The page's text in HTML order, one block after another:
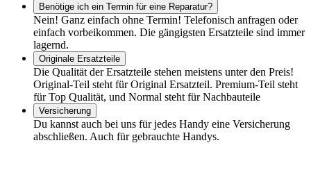
Benötige ich ein Termin für eine Reparatur?
Nein! Ganz einfach ohne Termin! Telefonisch anfragen oder
einfach vorbeikommen. Die gängigsten Ersatzteile sind immer
lagernd.
Originale Ersatzteile
Die Qualität der Ersatzteile stehen meistens unter den Preis!
Original-Teil steht für Original Ersatzteil. Premium-Teil steht
für Top Qualität, und Normal steht für Nachbauteile
Versicherung
Du kannst auch bei uns für jedes Handy eine Versicherung
abschließen. Auch für gebrauchte Handys.